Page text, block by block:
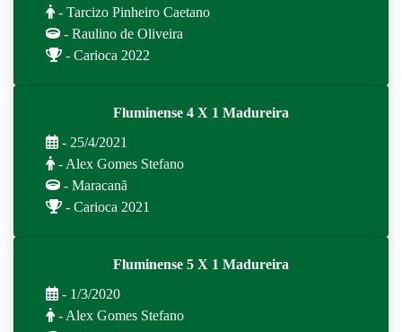
- Tarcizo Pinheiro Caetano
- Raulino de Oliveira
- Carioca 2022
Fluminense 4 X 1 Madureira
- 25/4/2021
- Alex Gomes Stefano
- Maracanã
- Carioca 2021
Fluminense 5 X 1 Madureira
- 1/3/2020
- Alex Gomes Stefano